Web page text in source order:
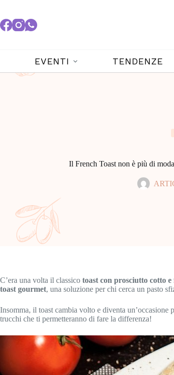
EVENTI TENDENZE
Il French Toast non è più di
C’era una volta il classico toast con prosciutto cotto
toast gourmet, una soluzione per chi cerca un pasto
Insomma, il toast cambia volto e diventa
trucchi che ti permetteranno di fare la differenza!